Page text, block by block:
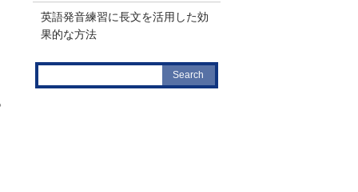
英語発音練習に長文を活用した効
果的な方法